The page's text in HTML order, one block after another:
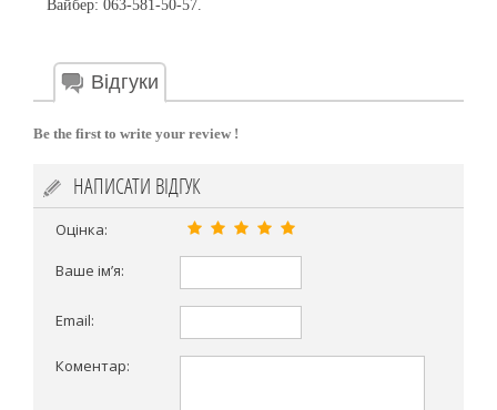
Вайбер: 063-581-50-57.
Відгуки
Be the first to write your review !
НАПИСАТИ ВІДГУК
Оцінка:
Ваше ім’я:
Email:
Коментар: